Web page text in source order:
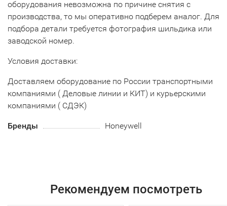
оборудования невозможна по причине снятия с
производства, то мы оперативно подберем аналог. Для
подбора детали требуется фотография шильдика или
заводской номер.
Условия доставки:
Доставляем оборудование по России транспортными
компаниями ( Деловые линии и КИТ) и курьерскими
компаниями ( СДЭК)
Бренды Honeywell
Рекомендуем посмотреть